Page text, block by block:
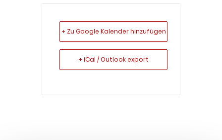
+ Zu Google Kalender hinzufügen
+ iCal / Outlook export